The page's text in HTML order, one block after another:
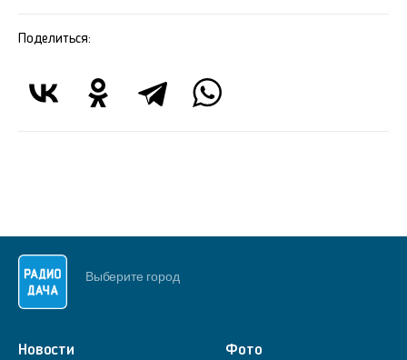
Поделиться:
Выберите город
Новости Фото